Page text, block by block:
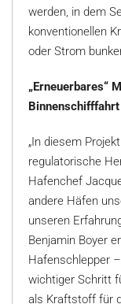
werden, in dem
konventionellen
oder Strom
„Erneuerbares“
Binnenschifffahrt
„In diesem
regulatorische
Hafenchef
andere Häfen
unseren
Benjamin Boyer
Hafenschlepper
wichtiger Schritt
als Kraftstoff für